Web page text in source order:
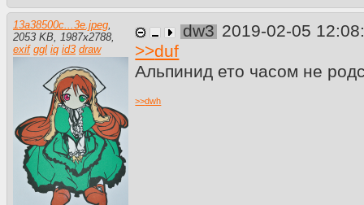
13a38500c...3e.jpeg
2053 KB
1987x2788
exif ggl iq id3 draw
dw3 2019-02-05
>>duf
Альпинид ето часом не
>>dwh